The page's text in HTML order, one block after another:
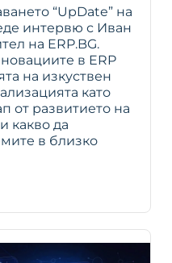
“UpDate” на
интервю с Иван
на ERP.BG.
в ERP
на изкуствен
като
от развитието на
какво да
в близко